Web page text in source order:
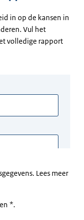
in op de kansen in
Vul het
volledige rapport
Lees meer
*.